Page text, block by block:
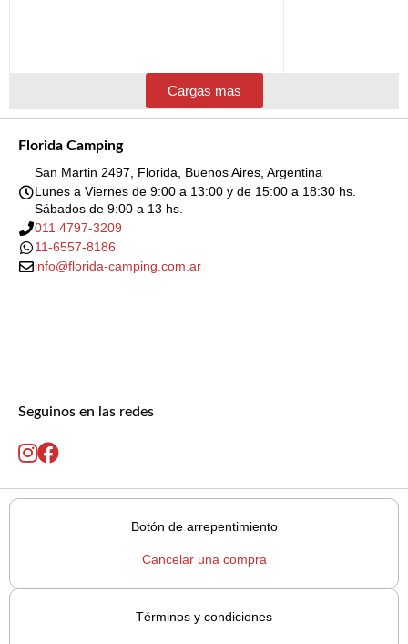
Cargas mas
Florida Camping
San Martin 2497, Florida, Buenos Aires, Argentina
Lunes a Viernes de 9:00 a 13:00 y de 15:00 a 18:30 hs.
Sábados de 9:00 a 13 hs.
011 4797-3209
11-6557-8186
info@florida-camping.com.ar
Seguinos en las redes
Botón de arrepentimiento
Cancelar una compra
Términos y condiciones